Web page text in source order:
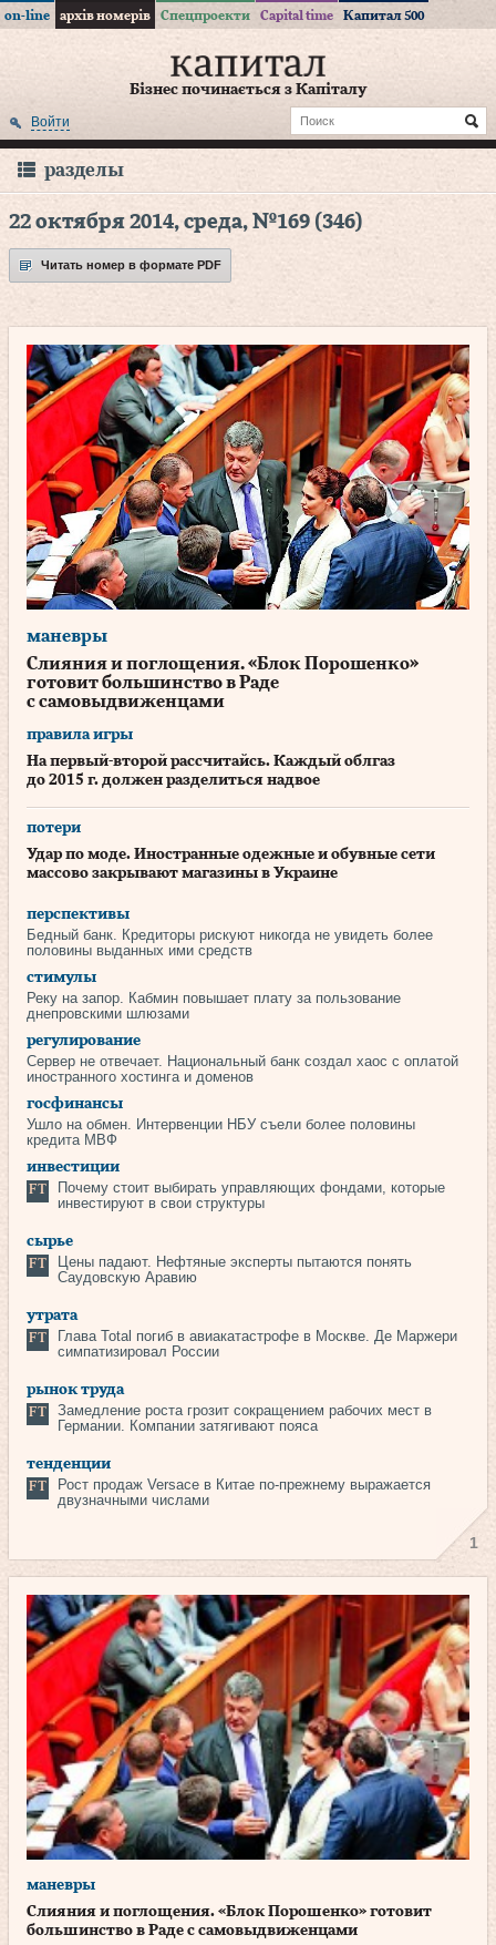
on-line архів номерів Спецпроекти Capital time Капитал 500
Бізнес починається з Капіталу
Войти
разделы
22 октября 2014, среда, №169 (346)
Читать номер в формате PDF
маневры
Слияния и поглощения. «Блок Порошенко»
готовит большинство в Раде
с самовыдвиженцами
правила игры
На первый-второй рассчитайсь. Каждый облгаз
до 2015 г. должен разделиться надвое
потери
Удар по моде. Иностранные одежные и обувные сети
массово закрывают магазины в Украине
перспективы
Бедный банк. Кредиторы рискуют никогда не увидеть более
половины выданных ими средств
стимулы
Реку на запор. Кабмин повышает плату за пользование
днепровскими шлюзами
регулирование
Сервер не отвечает. Национальный банк создал хаос с оплатой
иностранного хостинга и доменов
госфинансы
Ушло на обмен. Интервенции НБУ съели более половины
кредита МВФ
инвестиции
Почему стоит выбирать управляющих фондами, которые
инвестируют в свои структуры
сырье
Цены падают. Нефтяные эксперты пытаются понять
Саудовскую Аравию
утрата
Глава Total погиб в авиакатастрофе в Москве. Де Маржери
симпатизировал России
рынок труда
Замедление роста грозит сокращением рабочих мест в
Германии. Компании затягивают пояса
тенденции
Рост продаж Versace в Китае по‑прежнему выражается
двузначными числами
1
маневры
Слияния и поглощения. «Блок Порошенко» готовит
большинство в Раде с самовыдвиженцами